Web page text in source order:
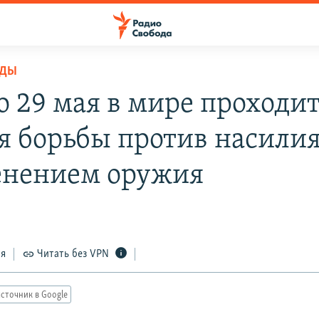
29 мая в мире проходит
борьбы против
оружия
Читать без VPN
в Google